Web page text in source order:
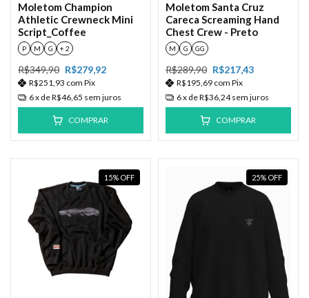
Moletom Champion
Athletic Crewneck Mini
Script_Coffee
P M G + 2
R$349,90 R$279,92
R$251,93 com Pix
6x deR$46,65 sem juros
COMPRAR
Moletom Santa Cruz
Careca Screaming Hand
Chest Crew - Preto
M G GG
R$289,90 R$217,43
R$195,69 com Pix
6x deR$36,24 sem juros
COMPRAR
15% OFF 25% OFF